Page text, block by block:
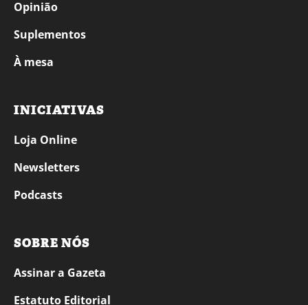
Opinião
Suplementos
À mesa
INICIATIVAS
Loja Online
Newsletters
Podcasts
SOBRE NÓS
Assinar a Gazeta
Estatuto Editorial